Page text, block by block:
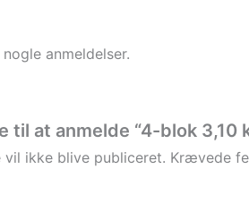
anmeldelser.
at anmelde “4-blok 3,10
vil ikke blive publiceret. Krævede